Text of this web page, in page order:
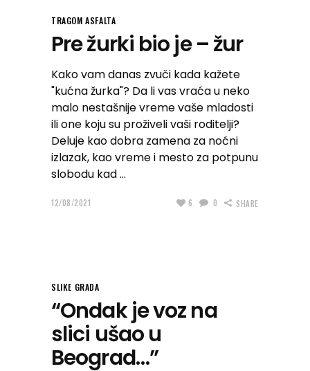
TRAGOM ASFALTA
Pre žurki bio je – žur
Kako vam danas zvuči kada kažete
"kućna žurka"? Da li vas vraća u neko
malo nestašnije vreme vaše mladosti
ili one koju su proživeli vaši roditelji?
Deluje kao dobra zamena za noćni
izlazak, kao vreme i mesto za potpunu
slobodu kad
12/08/2021 6 0 SHARE
SLIKE GRADA
“Ondak je voz na
slici ušao u
Beograd…”